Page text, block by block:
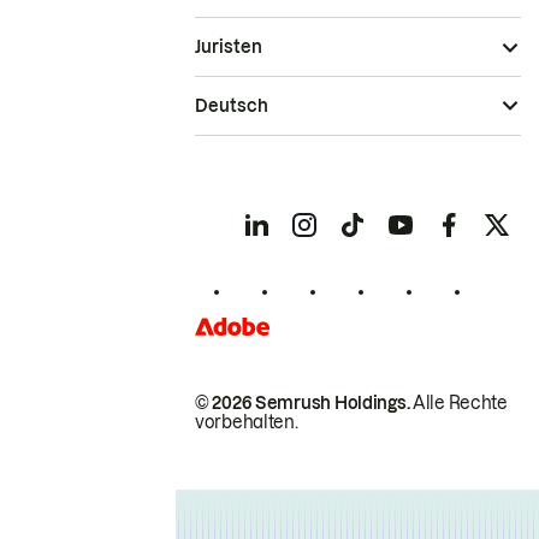
© 2026 Semrush Holdings.Alle Rechte
vorbehalten.
Juristen
Deutsch